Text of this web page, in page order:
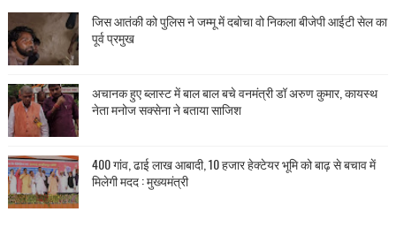
जिस आतंकी को पुलिस ने जम्मू में दबोचा वो निकला बीजेपी आईटी सेल का
पूर्व प्रमुख
अचानक हुए ब्लास्ट में बाल बाल बचे वनमंत्री डॉ अरुण कुमार, कायस्थ
नेता मनोज सक्सेना ने बताया साजिश
400 गांव, ढाई लाख आबादी, 10 हजार हेक्टेयर भूमि को बाढ़ से बचाव में
मिलेगी मदद : मुख्यमंत्री